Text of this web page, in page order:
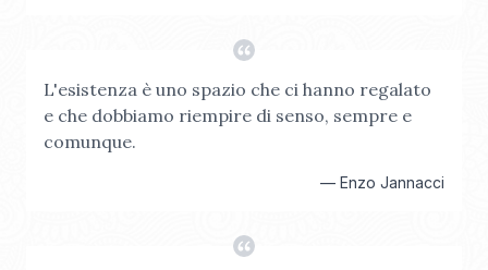
L'esistenza è uno spazio che ci hanno regalato
e che dobbiamo riempire di senso, sempre e
comunque.
— Enzo Jannacci